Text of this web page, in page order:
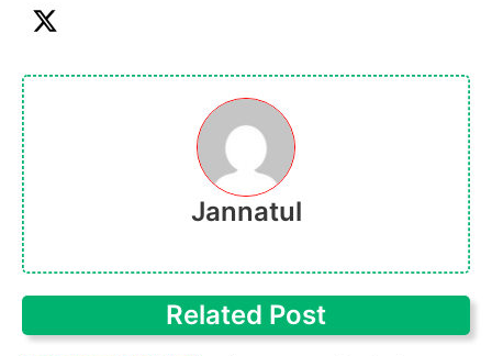
Jannatul
Related Post